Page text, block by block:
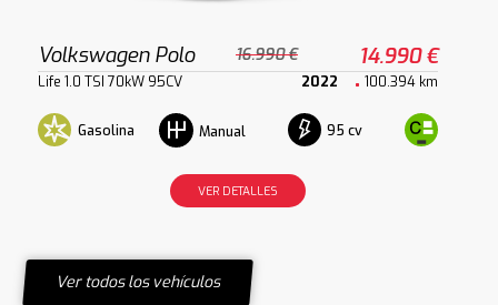
Volkswagen Polo 16.990 € 14.990 €
Life 1.0 TSI 70kW 95CV 2022 100.394 km
Gasolina Manual 95 cv
VER DETALLES
Ver todos los vehículos